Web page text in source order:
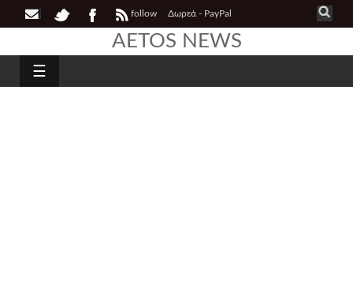
follow Δωρεά - PayPal
AETOS NEWS
☰